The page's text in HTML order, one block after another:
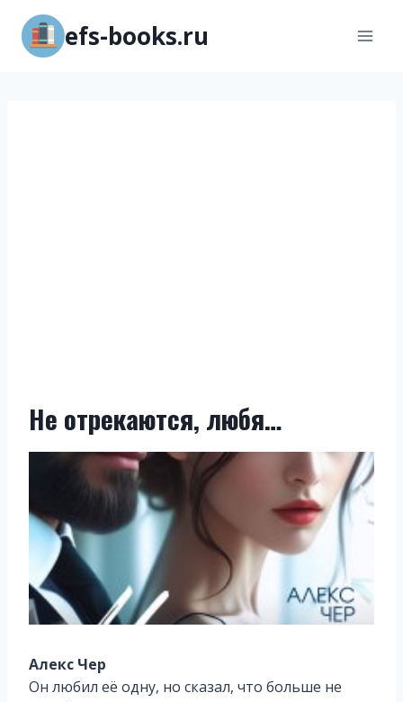
Перейти
содержимому
efs-books.ru
Не отрекаются, любя…
Алекс Чер
Он любил её одну, но сказал, что больше не